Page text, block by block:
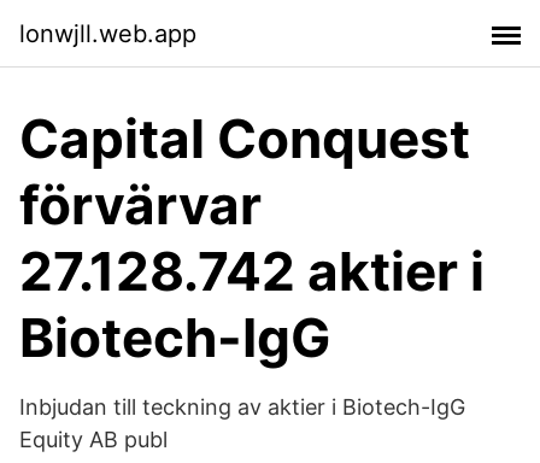
lonwjll.web.app
Capital Conquest
förvärvar
27.128.742 aktier i
Biotech-IgG
Inbjudan till teckning av aktier i Biotech-IgG
Equity AB publ